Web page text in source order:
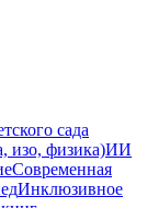
сада
физика)ИИ
Современная
Инклюзивное